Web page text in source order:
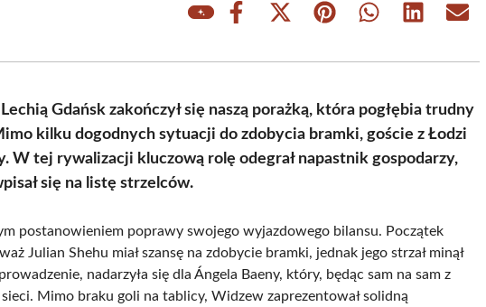
Share
Share
(Twitter)
Share Share Share Share
Gdańsk zakończył się naszą porażką, która pogłębia trudny
kilku dogodnych sytuacji do zdobycia bramki, goście z Łodzi
W tej rywalizacji kluczową rolę odegrał napastnik gospodarzy,
się na listę strzelców.
postanowieniem poprawy swojego wyjazdowego bilansu. Początek
Julian Shehu miał szansę na zdobycie bramki, jednak jego strzał minął
nadarzyła się dla Ángela Baeny, który, będąc sam na sam z
sieci. Mimo braku goli na tablicy, Widzew zaprezentował solidną